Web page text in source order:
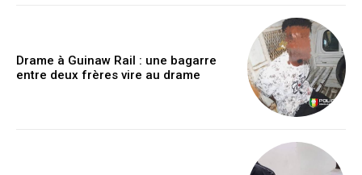
Drame à Guinaw Rail : une bagarre
entre deux frères vire au drame